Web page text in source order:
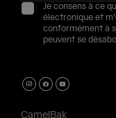
Je consens à ce
électronique et
conformément à
peuvent se
CamelBak